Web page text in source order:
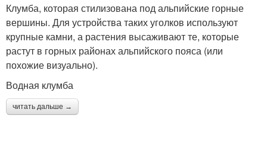
Клумба, которая стилизована под альпийские горные
вершины. Для устройства таких уголков используют
крупные камни, а растения высаживают те, которые
растут в горных районах альпийского пояса (или
похожие визуально).
Водная клумба
читать дальше →